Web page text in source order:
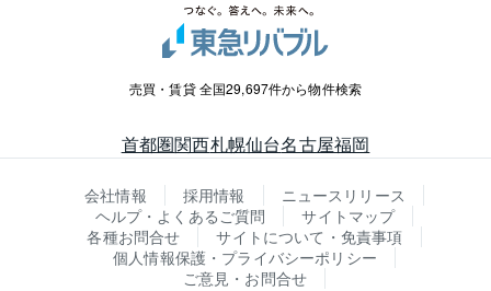
売買・賃貸 全国29,697件から物件検索
首都圏関西札幌仙台名古屋福岡
会社情報 採用情報
ニュースリリース
ヘルプ・よくあるご質問
サイトマップ
各種お問合せ
サイトについて・免責事項
個人情報保護・プライバシーポリシー
ご意見・お問合せ